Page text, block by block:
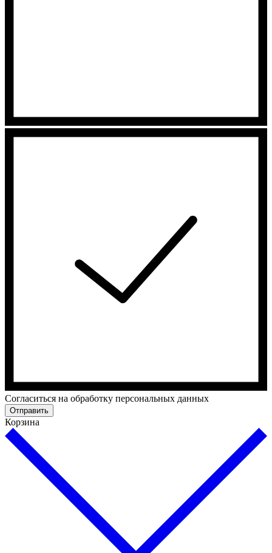
Cогласиться на обработку персональных данных
Отправить
Корзина